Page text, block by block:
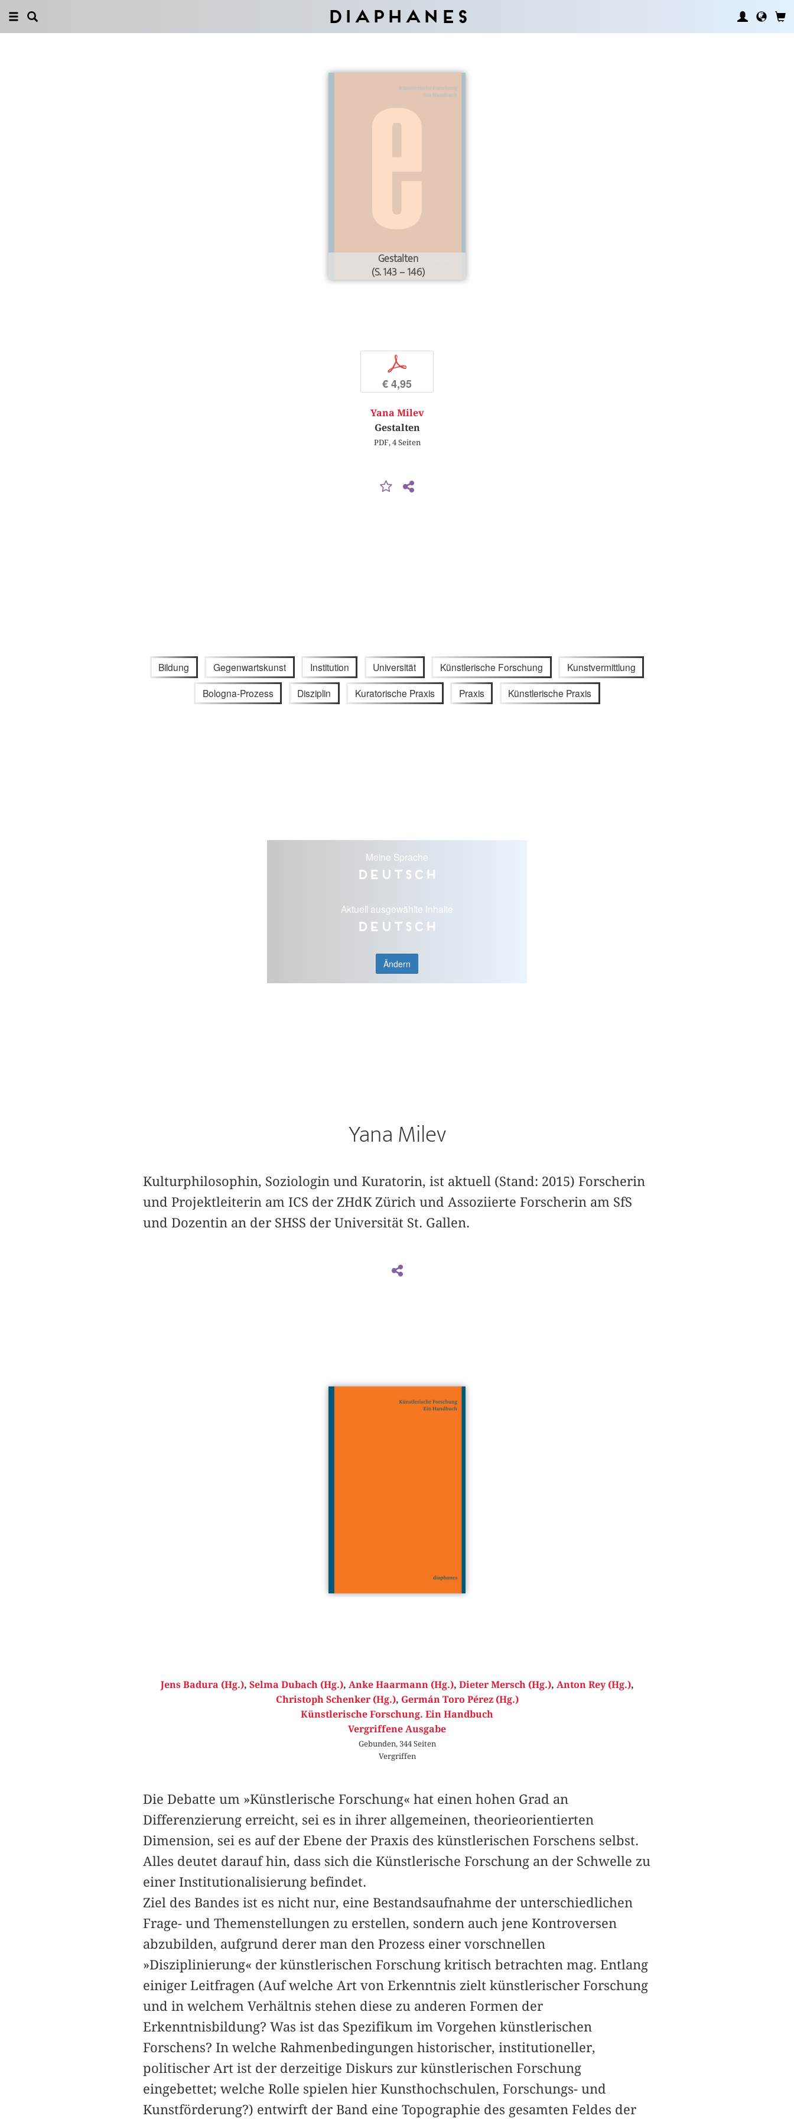
Diaphanes
Gestalten
(S. 143 – 146)
p
€ 4,95
Yana Milev
Gestalten
PDF, 4 Seiten
Bildung Gegenwartskunst Institution Universität Künstlerische Forschung Kunstvermittlung
Bologna-Prozess Disziplin Kuratorische Praxis Praxis Künstlerische Praxis
Meine Sprache
Deutsch
Aktuell ausgewählte Inhalte
Deutsch
Ändern
Yana Milev
Kulturphilosophin, Soziologin und Kuratorin, ist aktuell (Stand: 2015) Forscherin
und Projektleiterin am ICS der ZHdK Zürich und Assoziierte Forscherin am SfS
und Dozentin an der SHSS der Universität St. Gallen.
Jens Badura (Hg.), Selma Dubach (Hg.), Anke Haarmann (Hg.), Dieter Mersch (Hg.), Anton Rey (Hg.),
Christoph Schenker (Hg.), Germán Toro Pérez (Hg.)
Künstlerische Forschung. Ein Handbuch
Vergriffene Ausgabe
Gebunden, 344 Seiten
Vergriffen
Die Debatte um »Künstlerische Forschung« hat einen hohen Grad an
Differenzierung erreicht, sei es in ihrer allgemeinen, theorieorientierten
Dimension, sei es auf der Ebene der Praxis des künstlerischen Forschens selbst.
Alles deutet darauf hin, dass sich die Künstlerische Forschung an der Schwelle zu
einer Institutionalisierung befindet.
Ziel des Bandes ist es nicht nur, eine Bestandsaufnahme der unterschiedlichen
Frage- und Themenstellungen zu erstellen, sondern auch jene Kontroversen
abzubilden, aufgrund derer man den Prozess einer vorschnellen
»Disziplinierung« der künstlerischen Forschung kritisch betrachten mag. Entlang
einiger Leitfragen (Auf welche Art von Erkenntnis zielt künstlerischer Forschung
und in welchem Verhältnis stehen diese zu anderen Formen der
Erkenntnisbildung? Was ist das Spezifikum im Vorgehen künstlerischen
Forschens? In welche Rahmenbedingungen historischer, institutioneller,
politischer Art ist der derzeitige Diskurs zur künstlerischen Forschung
eingebettet; welche Rolle spielen hier Kunsthochschulen, Forschungs- und
Kunstförderung?) entwirft der Band eine Topographie des gesamten Feldes der